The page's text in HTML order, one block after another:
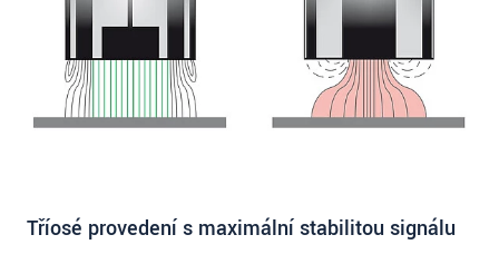
Tříosé provedení s maximální stabilitou signálu